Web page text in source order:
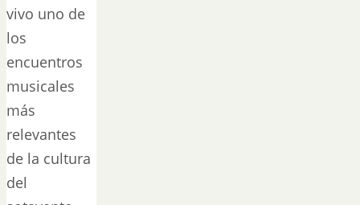
vivo uno de
los
encuentros
musicales
más
relevantes
de la cultura
del